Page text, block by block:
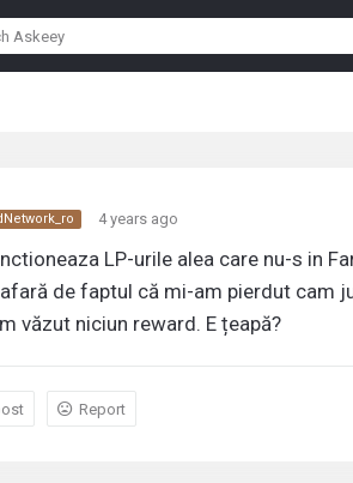
4 years ago
LP-urile alea care nu-s in
afară de faptul că mi-am pierdut cam
văzut niciun reward. E țeapă?
Report